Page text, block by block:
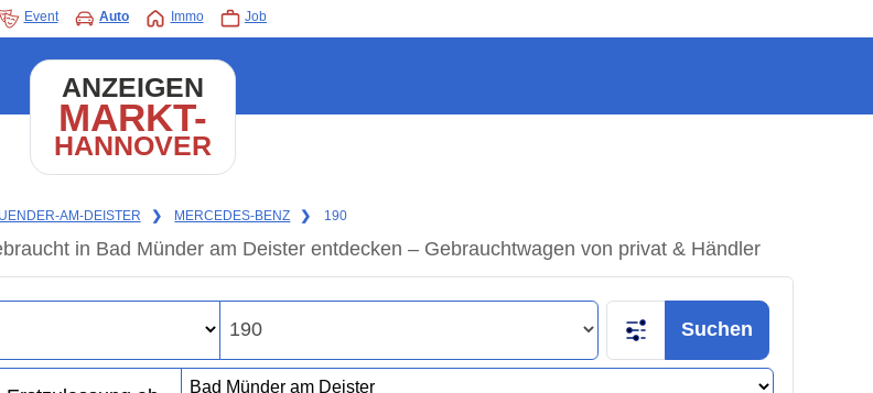
Event Auto Immo Job
ANZEIGEN
MARKT-
HANNOVER
AM-DEISTER ❯ MERCEDES-BENZ ❯ 190
in Bad Münder am Deister entdecken – Gebrauchtwagen von privat & Händler
Suchen